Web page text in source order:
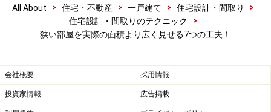
狭い部屋を広く見せるコツ４．インテリア
は淡い色合いでまとめる
All About > 住宅・不動産 > 一戸建て > 住宅設計・間取り
>
住宅設計・間取りのテクニック
>
狭い部屋を実際の面積より広く見せる7つの工夫！
会社概要 採用情報
投資家情報 広告掲載